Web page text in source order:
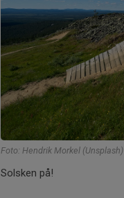
Foto: Hendrik Morkel (Unsplash)
Solsken på!